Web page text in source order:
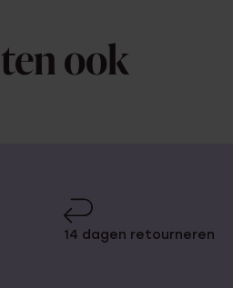
ook
14 dagen retourneren